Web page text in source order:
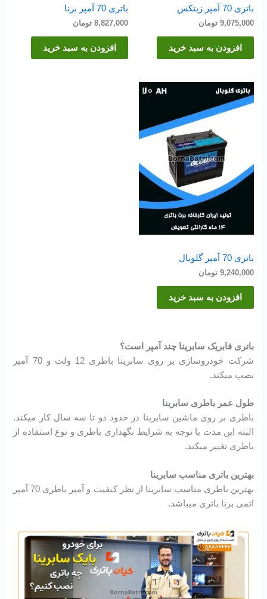
باتری 70 آمپر زیتکس
9,075,000 تومان
افزودن به سبد خرید
باتری 70 آمپر برنا
8,827,000 تومان
افزودن به سبد خرید
باتری 70 آمپر گلوبال
9,240,000 تومان
افزودن به سبد خرید
باتری فابریک سابرینا چند آمپر است؟
شرکت خودروسازی بر روی سابرینا باطری 12 ولت و 70 آمپر
نصب میکند.
طول عمر باطری سابرینا
باطری بر روی ماشین سابرینا در حدود دو تا سه سال کار میکند.
البته این مدت با توجه به شرایط نگهداری باطری و نوع استفاده از
باطری تغییر میکند.
بهترین باتری مناسب سابرینا
بهترین باطری مناسب سابرینا از نظر کیفیت و آمپر باطری 70 آمپر
اتمی برنا باتری میباشد.